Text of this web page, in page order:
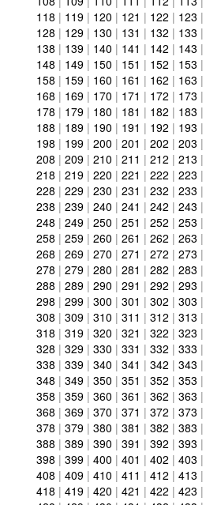
118 | 119 | 120 | 121 | 122 | 123 |
128 | 129 | 130 | 131 | 132 | 133 |
138 | 139 | 140 | 141 | 142 | 143 |
148 | 149 | 150 | 151 | 152 | 153 |
158 | 159 | 160 | 161 | 162 | 163 |
168 | 169 | 170 | 171 | 172 | 173 |
178 | 179 | 180 | 181 | 182 | 183 |
188 | 189 | 190 | 191 | 192 | 193 |
198 | 199 | 200 | 201 | 202 | 203 |
208 | 209 | 210 | 211 | 212 | 213 |
218 | 219 | 220 | 221 | 222 | 223 |
228 | 229 | 230 | 231 | 232 | 233 |
238 | 239 | 240 | 241 | 242 | 243 |
248 | 249 | 250 | 251 | 252 | 253 |
258 | 259 | 260 | 261 | 262 | 263 |
268 | 269 | 270 | 271 | 272 | 273 |
278 | 279 | 280 | 281 | 282 | 283 |
288 | 289 | 290 | 291 | 292 | 293 |
298 | 299 | 300 | 301 | 302 | 303 |
308 | 309 | 310 | 311 | 312 | 313 |
318 | 319 | 320 | 321 | 322 | 323 |
328 | 329 | 330 | 331 | 332 | 333 |
338 | 339 | 340 | 341 | 342 | 343 |
348 | 349 | 350 | 351 | 352 | 353 |
358 | 359 | 360 | 361 | 362 | 363 |
368 | 369 | 370 | 371 | 372 | 373 |
378 | 379 | 380 | 381 | 382 | 383 |
388 | 389 | 390 | 391 | 392 | 393 |
398 | 399 | 400 | 401 | 402 | 403 |
408 | 409 | 410 | 411 | 412 | 413 |
418 | 419 | 420 | 421 | 422 | 423 |